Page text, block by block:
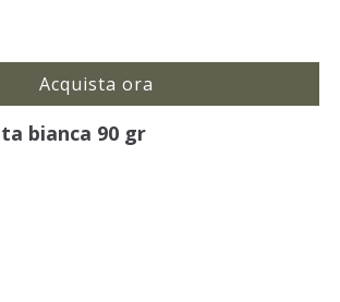
Acquista ora
bianca 90 gr